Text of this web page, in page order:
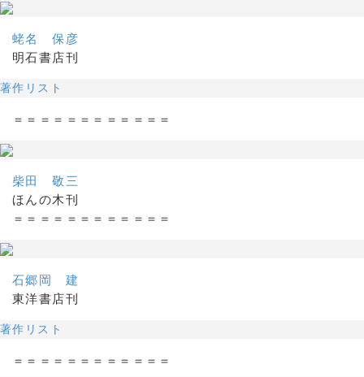
蛯名 保彦
明石書店刊
著作リスト
＝＝＝＝＝＝＝＝＝＝＝＝
柴田 敬三
ほんの木刊
＝＝＝＝＝＝＝＝＝＝＝＝
石郷岡 建
東洋書店刊
著作リスト
＝＝＝＝＝＝＝＝＝＝＝＝